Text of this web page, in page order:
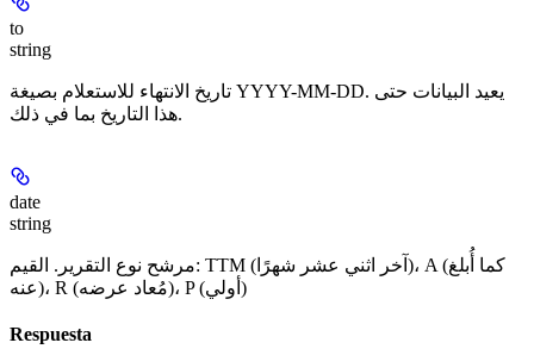
to
string
تاريخ الانتهاء للاستعلام بصيغة YYYY-MM-DD. يعيد البيانات حتى
هذا التاريخ بما في ذلك.
date
string
مرشح نوع التقرير. القيم: TTM (آخر اثني عشر شهرًا)، A (كما أُبلغ
عنه)، R (مُعاد عرضه)، P (أولي)
Respuesta